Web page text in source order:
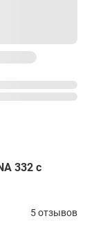
332 с
5 отзывов